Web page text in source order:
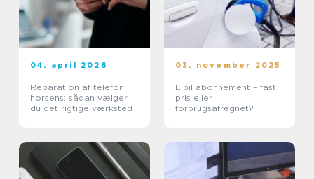
04. april 2026
Reparation af telefon i
horsens: sådan vælger
du det rigtige værksted
03. november 2025
Elbil abonnement – fast
pris eller
forbrugsafregnet?